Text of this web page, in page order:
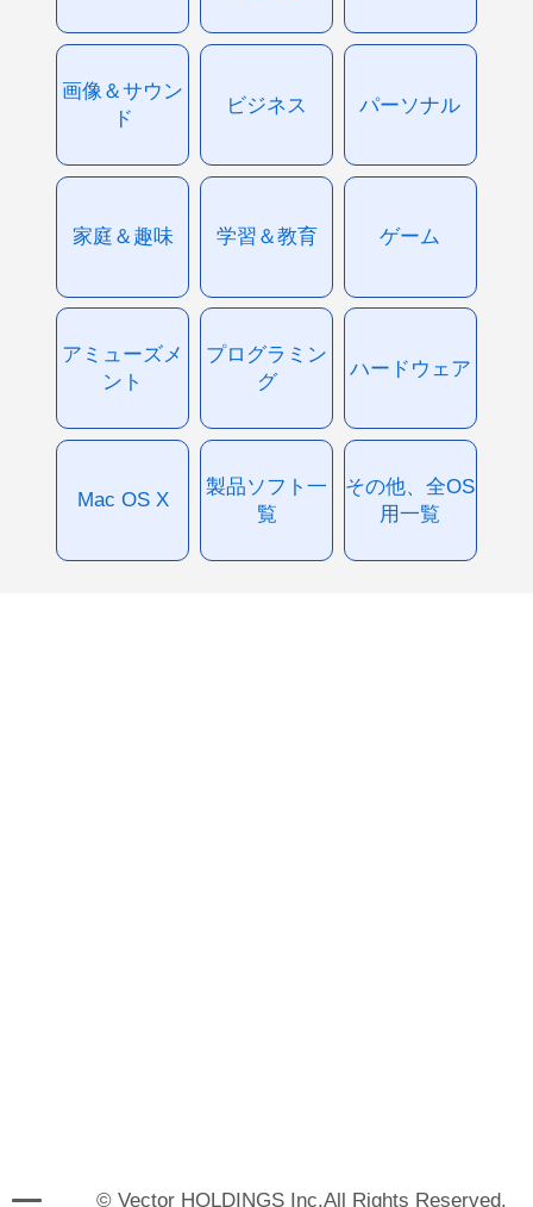
画像＆サウン
ド
ビジネス パーソナル
家庭＆趣味 学習＆教育 ゲーム
アミューズメ
ント
プログラミン
グ
ハードウェア
Mac OS X
製品ソフト一
覧
その他、全OS
用一覧
© Vector HOLDINGS Inc.All Rights Reserved.